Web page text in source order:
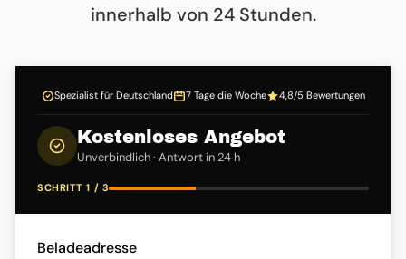
innerhalb von 24 Stunden.
Spezialist für Deutschland 7 Tage die Woche 4,8/5 Bewertungen
Kostenloses Angebot
Unverbindlich · Antwort in 24 h
SCHRITT 1 / 3
Beladeadresse